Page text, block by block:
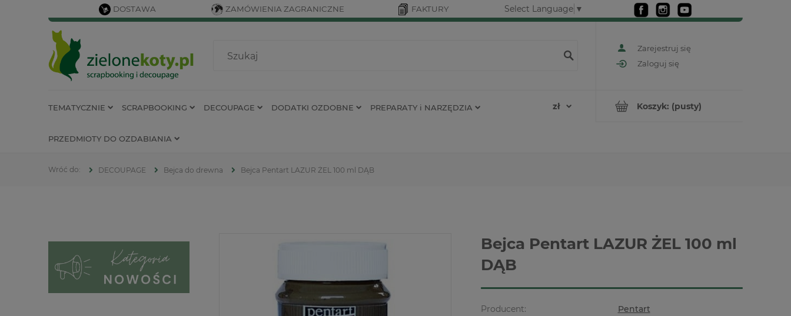
DOSTAWA ZAMÓWIENIA ZAGRANICZNE FAKTURY Select Language ▼
Zarejestruj się
Zaloguj się
Koszyk: (pusty)
TEMATYCZNIE SCRAPBOOKING DECOUPAGE DODATKI OZDOBNE PREPARATY i NARZĘDZIA
PRZEDMIOTY DO OZDABIANIA
DECOUPAGE Bejca do drewna Bejca Pentart LAZUR ŻEL 100 ml DĄB
Bejca Pentart LAZUR ŻEL 100 ml
DĄB
Producent:
Pentart